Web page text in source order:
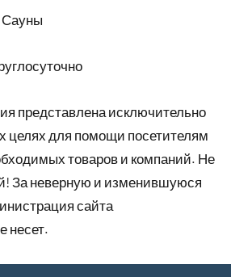
представлена исключительно
целях для помощи посетителям
товаров и компаний. Не
За неверную и изменившуюся
сайта
несет.